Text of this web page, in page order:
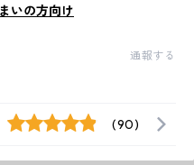
いの方向け
通報する
(90)